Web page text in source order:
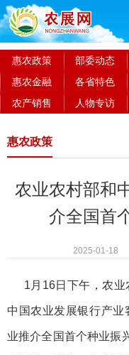
惠农政策 部委动态
惠农金融
各省特色
农产销售
人物专访
惠农政策
农业农村部和
介全国首
2025-01-18
1月16日下午，农
中国农业发展银行产
业推介全国首个种业振